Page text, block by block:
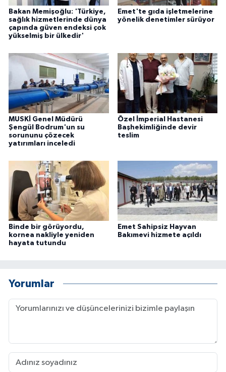
Bakan Memişoğlu: 'Türkiye,
sağlık hizmetlerinde dünya
çapında güven endeksi çok
yükselmiş bir ülkedir'
Emet'te gıda işletmelerine
yönelik denetimler sürüyor
MUSKİ Genel Müdürü
Şengül Bodrum'un su
sorununu çözecek
yatırımları inceledi
Özel İmperial Hastanesi
Başhekimliğinde devir
teslim
Binde bir görüyordu,
kornea nakliyle yeniden
hayata tutundu
Emet Sahipsiz Hayvan
Bakımevi hizmete açıldı
Yorumlar